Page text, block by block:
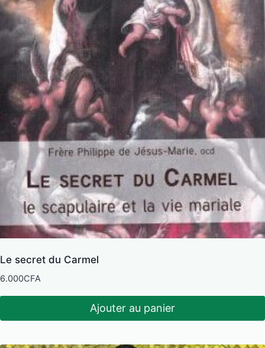
Le secret du Carmel
6.000CFA
Ajouter au panier